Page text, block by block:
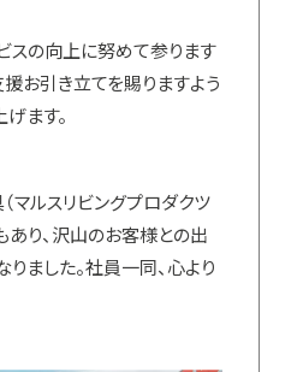
スの向上に努めて参ります
援お引き立てを賜りますよう
ます。
マルスリビングプロダクツ
あり、沢山のお客様との出
ました。社員一同、心より